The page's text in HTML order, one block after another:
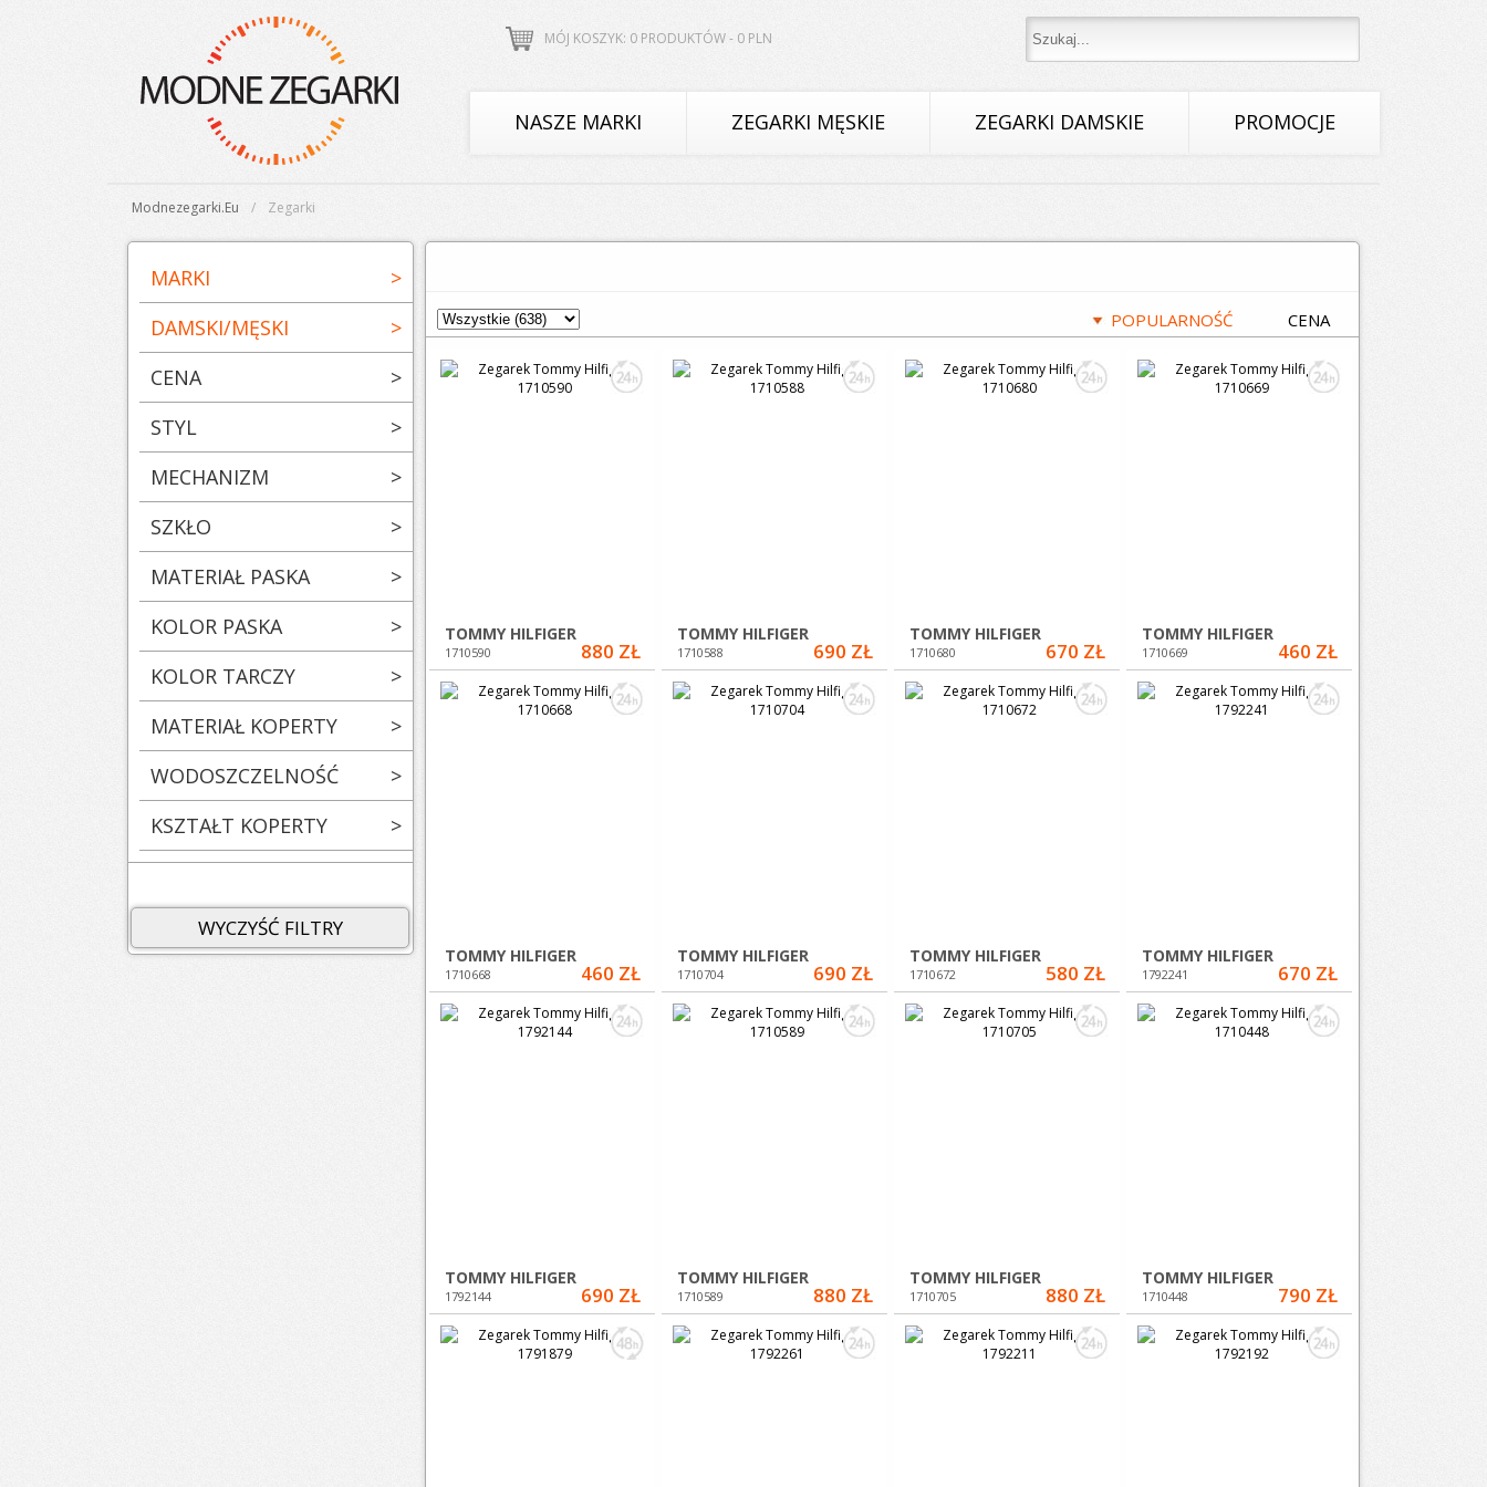
MÓJ KOSZYK: 0 PRODUKTÓW - 0 PLN
NASZE MARKI ZEGARKI MĘSKIE ZEGARKI DAMSKIE PROMOCJE
Modnezegarki.eu Zegarki
MARKI
>
DAMSKI/MĘSKI
>
CENA
>
STYL
>
MECHANIZM
>
SZKŁO
>
MATERIAŁ PASKA
>
KOLOR PASKA
>
KOLOR TARCZY
>
MATERIAŁ KOPERTY
>
WODOSZCZELNOŚĆ
>
KSZTAŁT KOPERTY
>
WYCZYŚĆ FILTRY
POPULARNOŚĆ CENA
TOMMY HILFIGER
880 ZŁ
1710590
TOMMY HILFIGER
690 ZŁ
1710588
TOMMY HILFIGER
670 ZŁ
1710680
TOMMY HILFIGER
460 ZŁ
1710669
TOMMY HILFIGER
460 ZŁ
1710668
TOMMY HILFIGER
690 ZŁ
1710704
TOMMY HILFIGER
580 ZŁ
1710672
TOMMY HILFIGER
670 ZŁ
1792241
TOMMY HILFIGER
690 ZŁ
1792144
TOMMY HILFIGER
880 ZŁ
1710589
TOMMY HILFIGER
880 ZŁ
1710705
TOMMY HILFIGER
790 ZŁ
1710448